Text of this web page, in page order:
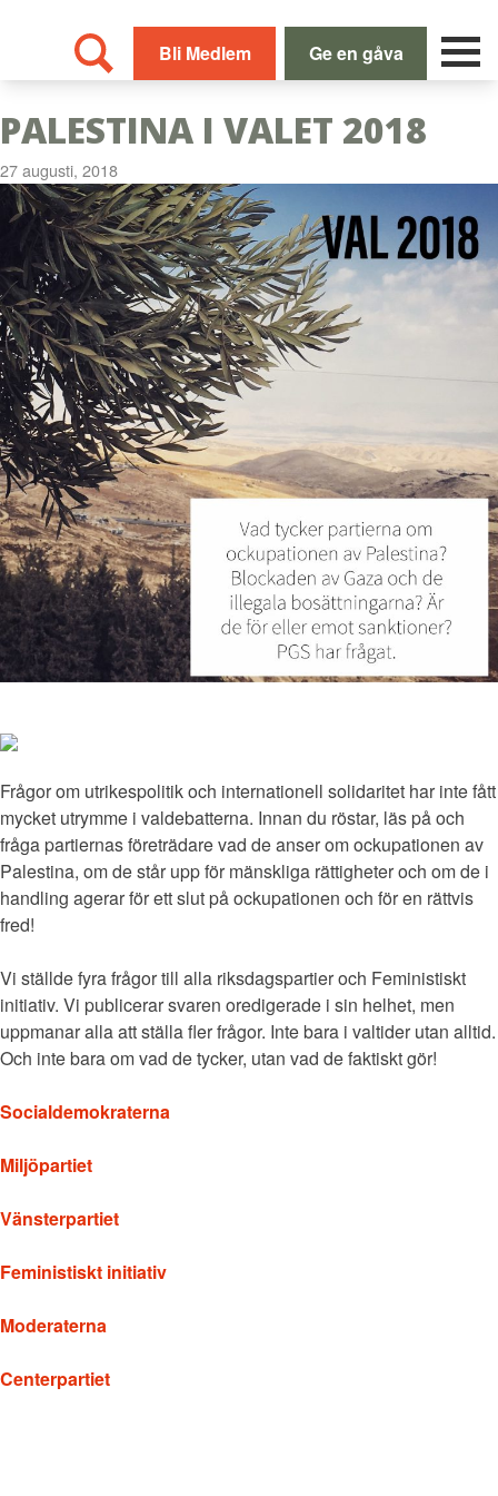
Bli Medlem Ge en gåva
PALESTINA I VALET 2018
27 augusti, 2018
Frågor om utrikespolitik och internationell solidaritet har inte fått
mycket utrymme i valdebatterna. Innan du röstar, läs på och
fråga partiernas företrädare vad de anser om ockupationen av
Palestina, om de står upp för mänskliga rättigheter och om de i
handling agerar för ett slut på ockupationen och för en rättvis
fred!
Vi ställde fyra frågor till alla riksdagspartier och Feministiskt
initiativ. Vi publicerar svaren oredigerade i sin helhet, men
uppmanar alla att ställa fler frågor. Inte bara i valtider utan alltid.
Och inte bara om vad de tycker, utan vad de faktiskt gör!
Socialdemokraterna
Miljöpartiet
Vänsterpartiet
Feministiskt initiativ
Moderaterna
Centerpartiet